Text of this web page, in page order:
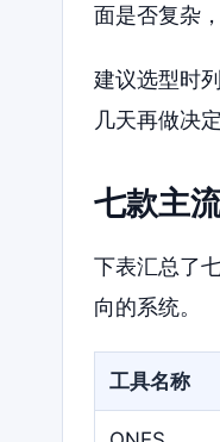
面是否复杂
建议选型时
几天再做决定
七款主
下表汇总了
向的系统。
工具名称